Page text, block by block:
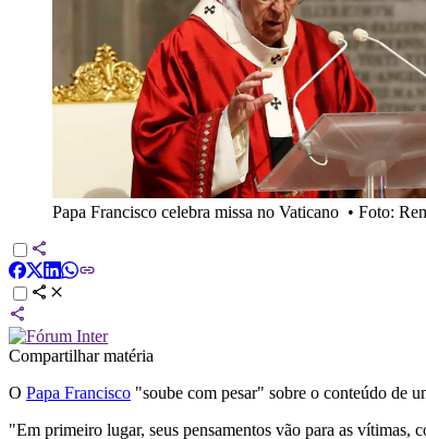
Papa Francisco celebra missa no Vaticano • Foto:
Compartilhar matéria
O Papa Francisco "soube com pesar" sobre o conteúdo de
"Em primeiro lugar, seus pensamentos vão para as vítimas,